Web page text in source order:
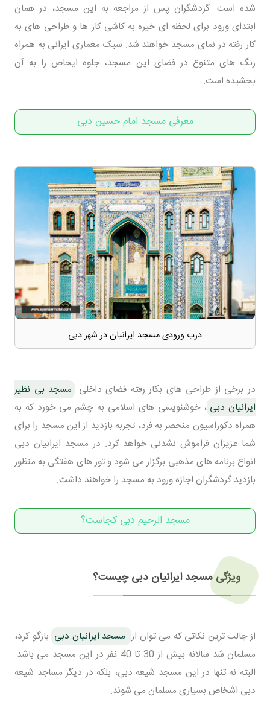
شده است. گردشگران پس از مراجعه به این مسجد، در همان
ابتدای ورود برای لحظه ای خیره به کاشی کار ها و طراحی های به
کار رفته در نمای مسجد خواهند شد. سبک معماری ایرانی به همراه
رنگ های متنوع در فضای این مسجد، جلوه ایخاص را به آن
بخشیده است.
معرفی مسجد امام حسین دبی
درب ورودی مسجد ایرانیان در شهر دبی
در برخی از طراحی های بکار رفته فضای داخلی مسجد بی نظیر
ایرانیان دبی ، خوشنویسی های اسلامی به چشم می خورد که به
همراه دکوراسیون منحصر به فرد، تجربه بازدید از این مسجد را برای
شما عزیزان فراموش نشدنی خواهد کرد. در مسجد ایرانیان دبی
انواع برنامه های مذهبی برگزار می شود و تور های هفتگی به منظور
بازدید گردشگران اجازه ورود به مسجد را خواهند داشت.
مسجد الرحیم دبی کجاست؟
ویژگی مسجد ایرانیان دبی چیست؟
از جالب ترین نکاتی که می توان از مسجد ایرانیان دبی بازگو کرد،
مسلمان شد سالانه بیش از 30 تا 40 نفر در این مسجد می باشد.
البته نه تنها در این مسجد شیعه دبی، بلکه در دیگر مساجد شیعه
دبی اشخاص بسیاری مسلمان می شوند.